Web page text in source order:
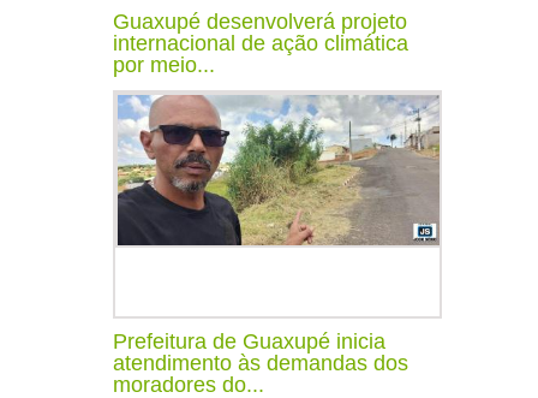
Guaxupé desenvolverá projeto
internacional de ação climática
por meio...
Prefeitura de Guaxupé inicia
atendimento às demandas dos
moradores do...